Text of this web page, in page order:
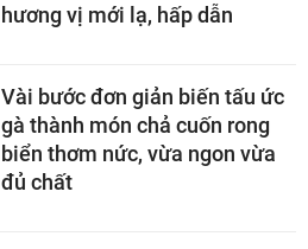
hương vị mới lạ, hấp dẫn
Vài bước đơn giản biến tấu ức
gà thành món chả cuốn rong
biển thơm nức, vừa ngon vừa
đủ chất